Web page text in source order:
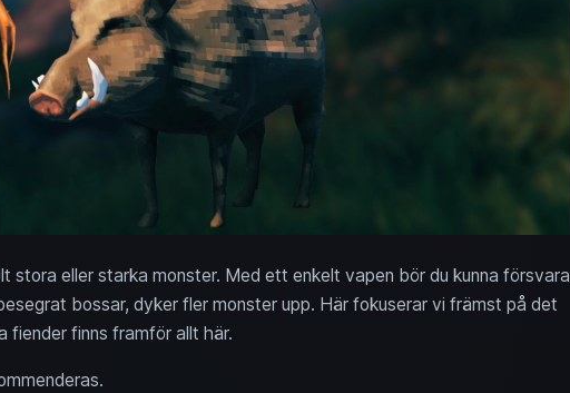
stora eller starka monster. Med ett enkelt vapen bör du kunna försvara
bossar, dyker fler monster upp. Här fokuserar vi främst på det
fiender finns framför allt här.